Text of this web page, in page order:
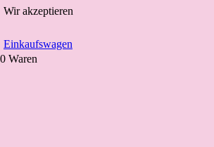
Wir akzeptieren
Einkaufswagen
0 Waren